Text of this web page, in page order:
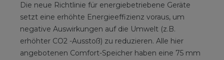
Die neue Richtlinie für energiebetriebene Geräte
setzt eine erhöhte Energieeffizienz voraus, um
negative Auswirkungen auf die Umwelt (z.B.
erhöhter CO2 -Ausstoß) zu reduzieren. Alle hier
angebotenen Comfort-Speicher haben eine 75 mm